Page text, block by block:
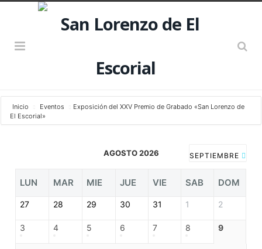
Inicio Eventos
Exposición del XXV Premio de Grabado «San Lorenzo de
El Escorial»
AGOSTO 2026 SEPTIEMBRE
LUN MAR MIE JUE VIE SAB DOM
27 28 29 30 31 1 2
3 4 5 6 7 8 9